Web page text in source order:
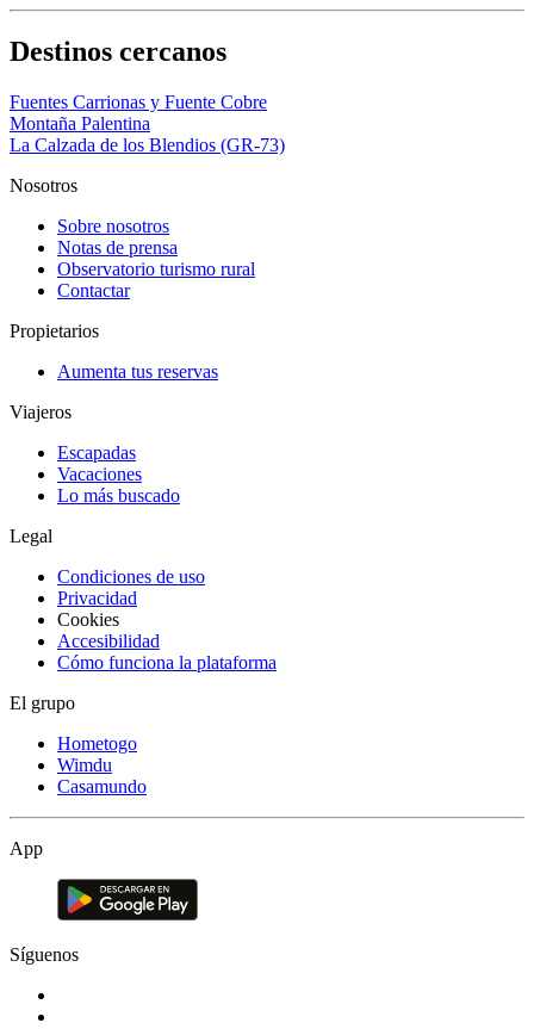
Destinos cercanos
Fuentes Carrionas y Fuente Cobre
Montaña Palentina
La Calzada de los Blendios (GR-73)
Nosotros
Sobre nosotros
Notas de prensa
Observatorio turismo rural
Contactar
Propietarios
Aumenta tus reservas
Viajeros
Escapadas
Vacaciones
Lo más buscado
Legal
Condiciones de uso
Privacidad
Cookies
Accesibilidad
Cómo funciona la plataforma
El grupo
Hometogo
Wimdu
Casamundo
App
Síguenos